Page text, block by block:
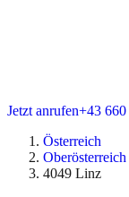
Jetzt anrufen+43
Österreich
Oberösterreich
4049 Linz